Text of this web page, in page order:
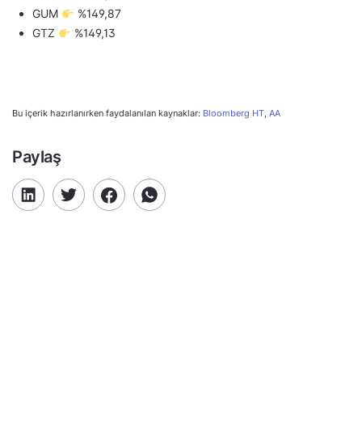
GUM
%149,87
GTZ
%149,13
Bu içerik hazırlanırken faydalanılan kaynaklar: Bloomberg HT, AA
Paylaş